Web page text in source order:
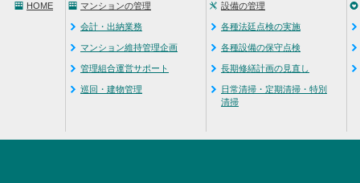
HOME マンションの管理
会計・出納業務
マンション維持管理企画
管理組合運営サポート
巡回・建物管理
設備の管理
各種法廷点検の実施
各種設備の保守点検
長期修繕計画の見直し
日常清掃・定期清掃・特別
清掃